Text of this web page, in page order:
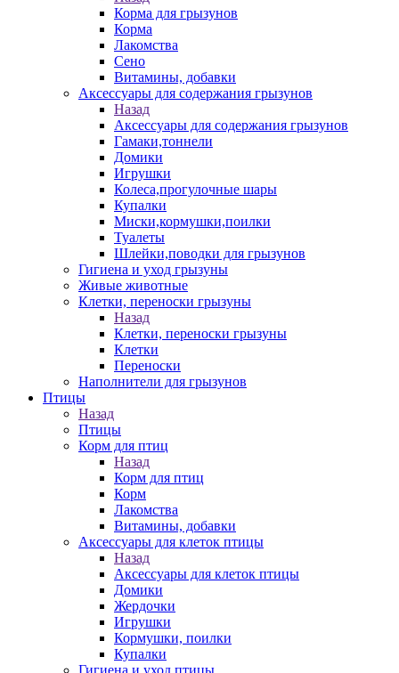
Корма для грызунов
Корма
Лакомства
Сено
Витамины, добавки
Аксессуары для содержания грызунов
Назад
Аксессуары для содержания грызунов
Гамаки,тоннели
Домики
Игрушки
Колеса,прогулочные шары
Купалки
Миски,кормушки,поилки
Туалеты
Шлейки,поводки для грызунов
Гигиена и уход грызуны
Живые животные
Клетки, переноски грызуны
Назад
Клетки, переноски грызуны
Клетки
Переноски
Наполнители для грызунов
Птицы
Назад
Птицы
Корм для птиц
Назад
Корм для птиц
Корм
Лакомства
Витамины, добавки
Аксессуары для клеток птицы
Назад
Аксессуары для клеток птицы
Домики
Жердочки
Игрушки
Кормушки, поилки
Купалки
Гигиена и уход птицы